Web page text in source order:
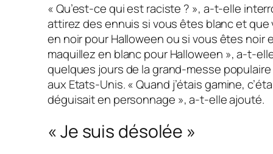
« Qu’est-ce qui est raciste ? », a-t-elle
attirez des ennuis si vous êtes blanc et que
en noir pour Halloween ou si vous êtes noir
maquillez en blanc pour Halloween », a-t-
quelques jours de la grand-messe
aux Etats-Unis.« Quand j’étais gamine,
déguisait en personnage », a-t-elle ajouté.
« Je suis désolée »